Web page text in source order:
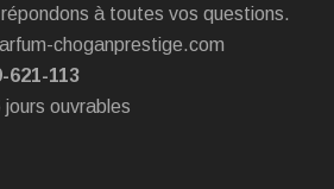
à toutes vos questions.
choganprestige.com
621-113
jours ouvrables